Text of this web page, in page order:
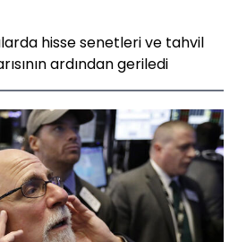
hisse senetleri ve tahvil
ardından geriledi